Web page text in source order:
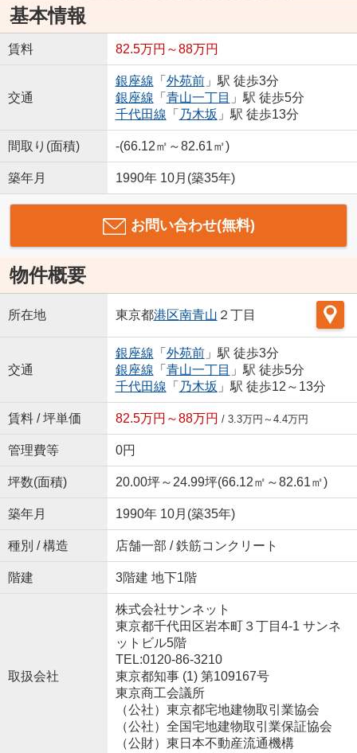
基本情報
賃料 82.5万円～88万円
交通
銀座線 「 外苑前」駅 徒歩3分
銀座線 「 青山一丁目 」駅 徒歩5分
千代田線 「 乃木坂 」駅 徒歩13分
間取り(面積) -(66.12㎡～82.61㎡)
築年月 1990年 10月(築35年)
お問い合わせ(無料)
物件概要
所在地 東京都港区南青山 ２丁目
交通
銀座線 「 外苑前」駅 徒歩3分
銀座線 「 青山一丁目 」駅 徒歩5分
千代田線 「 乃木坂 」駅 徒歩12～13分
賃料 / 坪単価 82.5万円～88万円 / 3.3万円～4.4万円
管理費等 0円
坪数(面積) 20.00坪～24.99坪(66.12㎡～82.61㎡)
築年月 1990年 10月(築35年)
種別 / 構造 店舗一部 / 鉄筋コンクリート
階建 3階建 地下1階
取扱会社
株式会社サンネット
東京都千代田区岩本町３丁目4-1 サンネ
ットビル5階
TEL:0120-86-3210
東京都知事 (1) 第109167号
東京商工会議所
（公社）東京都宅地建物取引業協会
（公社）全国宅地建物取引業保証協会
（公財）東日本不動産流通機構